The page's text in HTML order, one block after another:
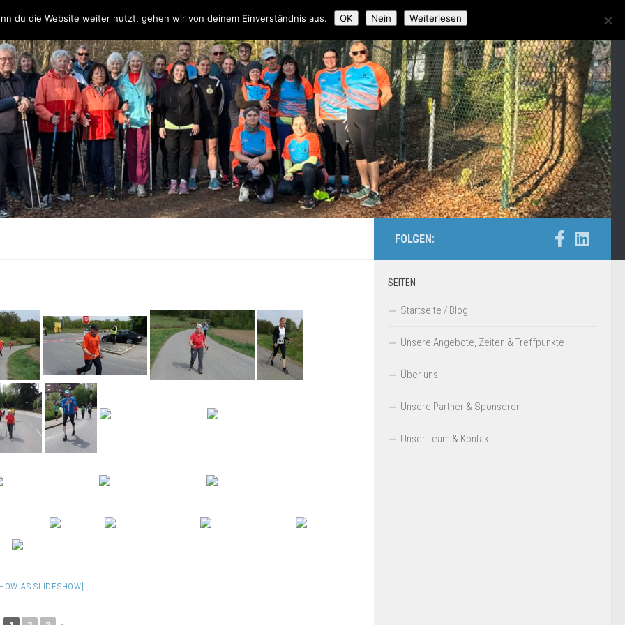
uns Unsere Partner & Sponsoren Unser Team & Kontakt
AS SLIDESHOW]
FOLGEN:
SEITEN
Startseite / Blog
Unsere Angebote, Zeiten & Treffpunkte
Über uns
Unsere Partner & Sponsoren
Unser Team & Kontakt
du die Website weiter nutzt, gehen wir von deinem Einverständnis aus. OK Nein Weiterlesen